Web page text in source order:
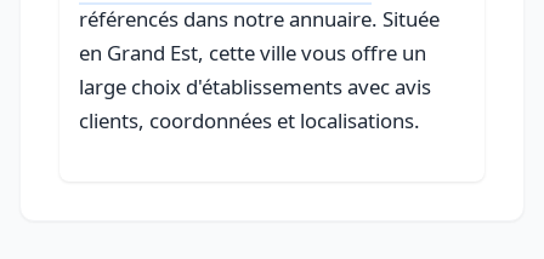
référencés dans notre annuaire. Située
en Grand Est, cette ville vous offre un
large choix d'établissements avec avis
clients, coordonnées et localisations.